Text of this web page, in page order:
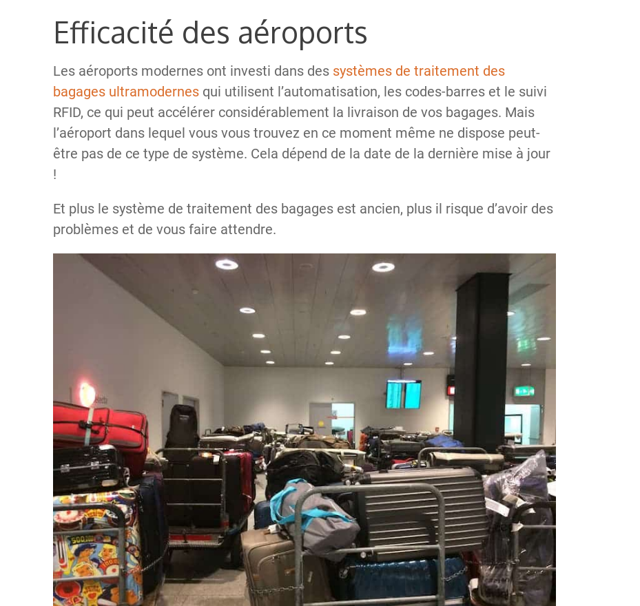
Efficacité des aéroports
Les aéroports modernes ont investi dans des systèmes de traitement des
bagages ultramodernes qui utilisent l’automatisation, les codes-barres et le suivi
RFID, ce qui peut accélérer considérablement la livraison de vos bagages. Mais
l’aéroport dans lequel vous vous trouvez en ce moment même ne dispose peut-
être pas de ce type de système. Cela dépend de la date de la dernière mise à jour
!
Et plus le système de traitement des bagages est ancien, plus il risque d’avoir des
problèmes et de vous faire attendre.